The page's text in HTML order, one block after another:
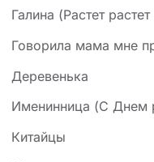
Галина (Растет
Говорила мама мне
Деревенька
Именинница (С Днем
Китайцы